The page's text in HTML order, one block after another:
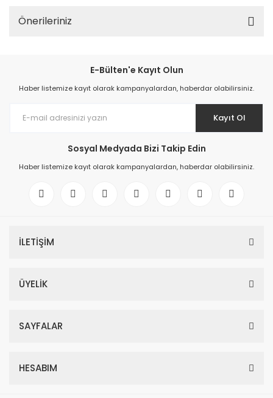
Önerileriniz
E-Bülten'e Kayıt Olun
Haber listemize kayıt olarak kampanyalardan, haberdar olabilirsiniz.
Kayıt Ol
Sosyal Medyada Bizi Takip Edin
Haber listemize kayıt olarak kampanyalardan, haberdar olabilirsiniz.
İLETİŞİM
ÜYELİK
SAYFALAR
HESABIM